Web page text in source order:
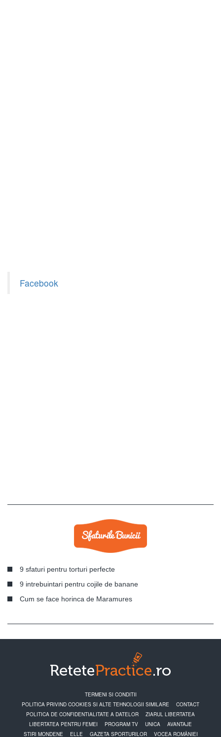
Facebook
9 sfaturi pentru torturi perfecte
9 intrebuintari pentru cojile de banane
Cum se face horinca de Maramures
TERMENI SI CONDITII
POLITICA PRIVIND COOKIES SI ALTE TEHNOLOGII SIMILARE
CONTACT
POLITICA DE CONFIDENTIALITATE A DATELOR
ZIARUL LIBERTATEA
LIBERTATEA PENTRU FEMEI
PROGRAM TV UNICA
AVANTAJE
STIRI MONDENE
ELLE GAZETA SPORTURILOR VOCEA ROMÂNIEI